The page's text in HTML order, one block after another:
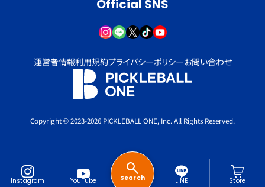
Official SNS
運営者情報利用規約プライバシーポリシーお問い合わせ
Copyright © 2023-2026 PICKLEBALL ONE, Inc. All Rights Reserved.
Instagram YouTube Search LINE Store